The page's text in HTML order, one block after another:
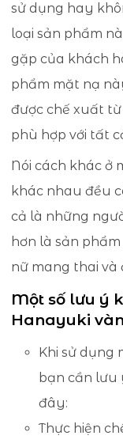
sử dụng hay
loại sản phẩm
gặp của khách
phẩm mặt nạ
được chế xuất
phù hợp với tất
Nói cách khác ở
khác nhau đều
cả là những
hơn là sản
nữ mang thai và
Một số lưu ý
Hanayuki
Khi sử dụng
bạn cần lưu
đây:
Thực hiện